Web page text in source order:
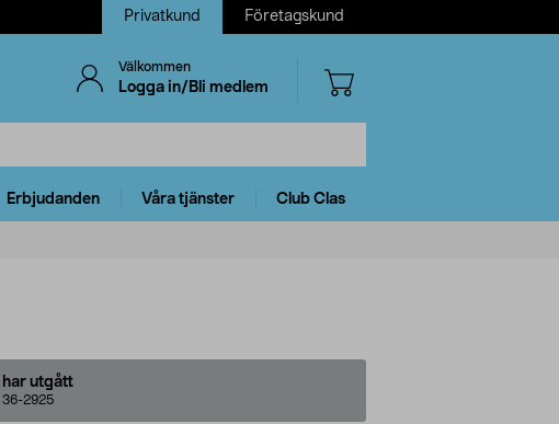
Privatkund Företagskund
Välkommen
Logga in/Bli medlem
Erbjudanden Våra tjänster Club Clas
har utgått
36-2925